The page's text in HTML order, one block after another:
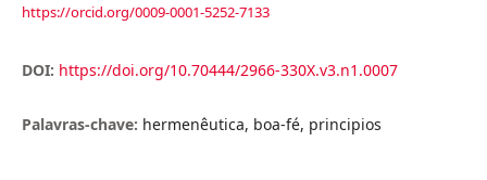
https://orcid.org/0009-0001-5252-7133
DOI: https://doi.org/10.70444/2966-330X.v3.n1.0007
Palavras-chave: hermenêutica, boa-fé, principios